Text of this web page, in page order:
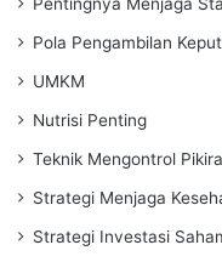
Pola Pengambilan
UMKM
Nutrisi Penting
Teknik Mengontrol
Strategi Menjaga
Strategi Investasi